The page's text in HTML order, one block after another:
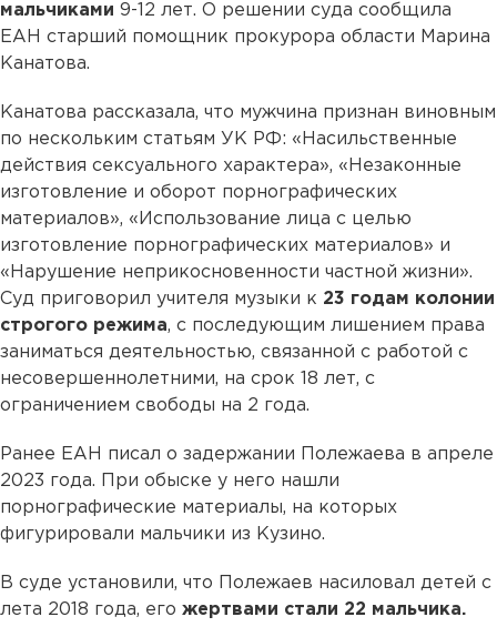
мальчиками 9-12 лет. О решении суда сообщила
ЕАН старший помощник прокурора области Марина
Канатова.
Канатова рассказала, что мужчина признан виновным
по нескольким статьям УК РФ: «Насильственные
действия сексуального характера», «Незаконные
изготовление и оборот порнографических
материалов», «Использование лица с целью
изготовление порнографических материалов» и
«Нарушение неприкосновенности частной жизни».
Суд приговорил учителя музыки к 23 годам колонии
строгого режима, с последующим лишением права
заниматься деятельностью, связанной с работой с
несовершеннолетними, на срок 18 лет, с
ограничением свободы на 2 года.
Ранее ЕАН писал о задержании Полежаева в апреле
2023 года. При обыске у него нашли
порнографические материалы, на которых
фигурировали мальчики из Кузино.
В суде установили, что Полежаев насиловал детей с
лета 2018 года, его жертвами стали 22 мальчика.